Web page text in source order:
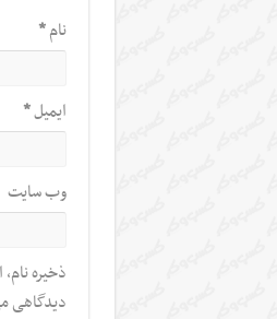
نام*
ایمیل*
وب‌ سایت
ذخیره
دیدگاهی